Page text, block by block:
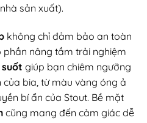
sản xuất).
không chỉ đảm bảo an toàn
nâng tầm trải nghiệm
giúp bạn chiêm ngưỡng
bia, từ màu vàng óng ả
bí ẩn của Stout. Bề mặt
cũng mang đến cảm giác dễ